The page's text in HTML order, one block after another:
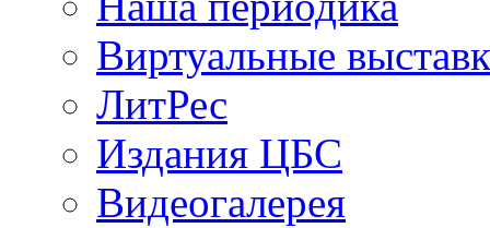
Виртуальные
ЛитРес
Издания ЦБС
Видеогалерея